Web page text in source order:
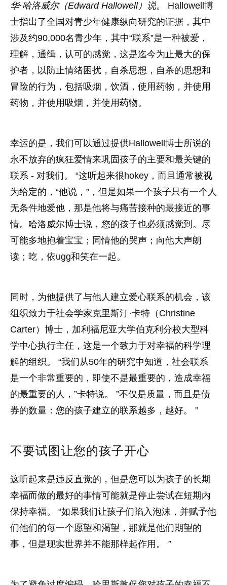
华·哈洛威尔（Edward Hallowell）说。 Hallowell博
士指出了全国对青少年健康纵向研究的证据，其中
涉及约90,000名青少年，其中“联系”是一种被爱，
理解，通缉，认可的感觉，这是迄今为止最大的保
护者，以防止情绪困扰，自杀思想，自杀的思想和
冒险的行为，包括吸烟，饮酒，使用药物，并使用
药物，并使用吸烟，并使用药物。
幸运的是，我们可以通过提供Hallowell博士所说的
永不放弃的疯狂爱情来巩固孩子的主要和最关键的
联系 - 对我们。 “这听起来很hokey，而且通常被视
为给定的，“他说，”，但是如果一个孩子只有一个人
无条件地爱他，那是他将与痛苦接种的最接近的事
情。哈洛威尔博士说，您的孩子也必须感觉到。尽
可能多地抱着宝宝；同情他的哭声；向他大声朗
读；吃，依ugg和笑在一起。
同时，为他提供了与他人建立爱心联系的机会，该
组织致力于社会学家克里斯汀·卡特（Christine
Carter）博士，加利福尼亚大学伯克利分校大型科
学中心执行主任，这是一个致力于对幸福的科学理
解的组织。 “我们从50年的研究中知道，社会联系
是一个非常重要的，即使不是最重要的，造成幸福
的最重要的人，”卡特说。 ”不仅是质量，而且是债
券的数量：您的孩子建立的联系越多，越好。 ”
不要试图让您的孩子开心
这听起来是违反直觉的，但是您可以为孩子的长期
幸福而做的最好的事情可能就是停止尝试在短期内
保持幸福。 “如果我们让孩子们陷入泡沫，并赋予他
们他们的每一个愿望和渴望，那就是他们期望的
事，但是现实世界并不能那样起作用。 ”